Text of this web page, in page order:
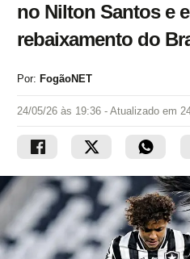
no Nilton Santos e
rebaixamento do
Por: FogãoNET
24/05/26 às 19:36 - Atualizado em